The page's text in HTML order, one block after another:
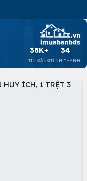
38K+
TIN ĐĂNG
34
TỈNH THÀNH